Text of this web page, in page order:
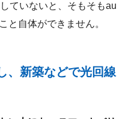
ていないと、そもそもau
と自体ができません。
、新築などで光回線